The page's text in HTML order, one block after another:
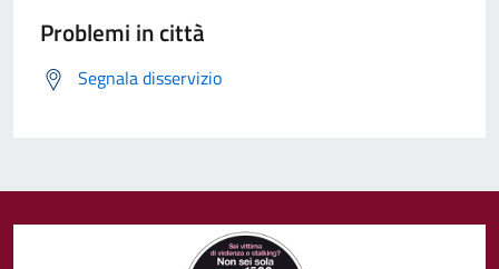
Problemi in città
Segnala disservizio